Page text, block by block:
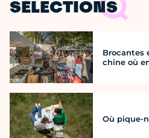
SÉLECTIONS
Brocantes
chine où
Où pique-